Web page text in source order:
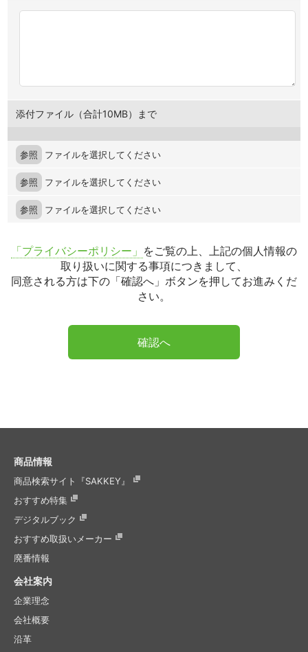
添付ファイル（合計10MB）まで
参照 ファイルを選択してください
参照 ファイルを選択してください
参照 ファイルを選択してください
「プライバシーポリシー」 をご覧の上、上記の個人情報の
取り扱いに関する事項につきまして、
同意される方は下の「確認へ」ボタンを押してお進みくだ
さい。
確認へ
商品情報
商品検索サイト『SAKKEY』
おすすめ特集
デジタルブック
おすすめ取扱いメーカー
廃番情報
会社案内
企業理念
会社概要
沿革